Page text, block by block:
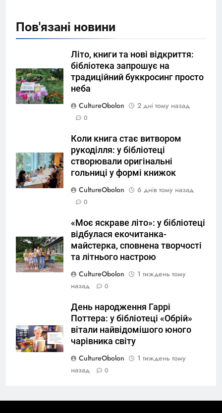
Пов'язані новини
Літо, книги та нові відкриття:
бібліотека запрошує на
традиційний буккросинг просто
неба
CultureObolon
2 дні тому назад
0
Коли книга стає витвором
рукоділля: у бібліотеці
створювали оригінальні
гольниці у формі книжок
CultureObolon
6 днів тому назад
0
«Моє яскраве літо»: у бібліотеці
відбулася екочитанка-
майстерка, сповнена творчості
та літнього настрою
CultureObolon
1 тиждень тому
назад
0
День народження Гаррі
Поттера: у бібліотеці «Обрій»
вітали найвідомішого юного
чарівника світу
CultureObolon
1 тиждень тому
назад
0